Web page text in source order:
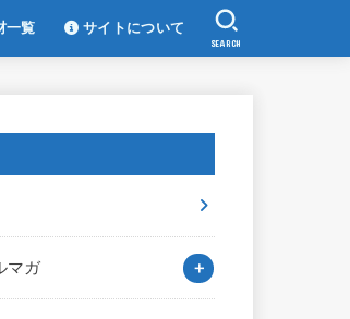
一覧 サイトについて
SEARCH
マガ